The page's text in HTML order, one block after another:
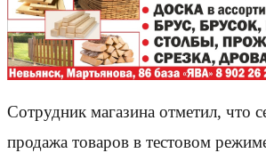
Сотрудник магазина отметил, что
продажа товаров в тестовом